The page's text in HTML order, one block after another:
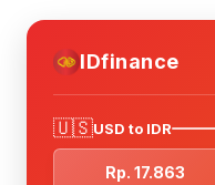
IDfinance
🇺🇸USD to IDR
Rp. 17.863